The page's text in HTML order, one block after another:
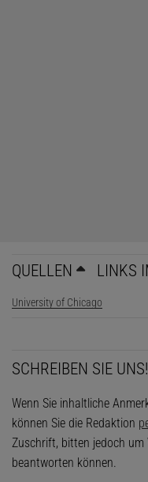
QUELLEN LINKS
University of Chicago
SCHREIBEN SIE UNS!
Wenn Sie inhaltliche
können Sie die Redaktion
Zuschrift, bitten jedoch
beantworten können.